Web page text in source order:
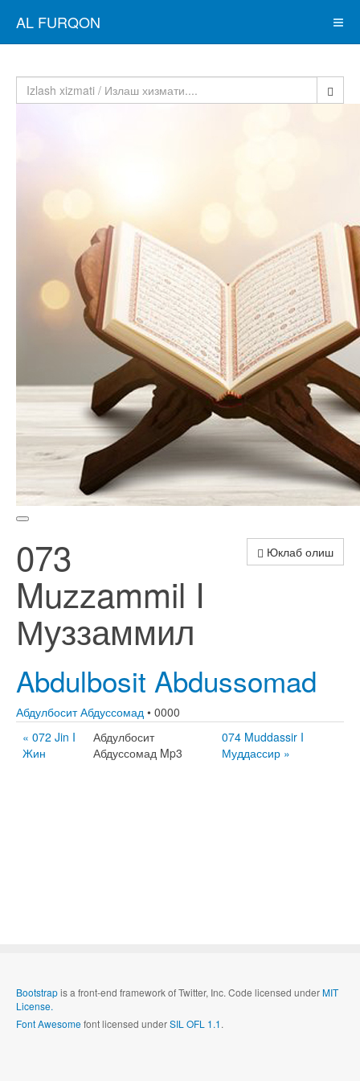
AL FURQON
Юклаб олиш
073
Muzzammil I
Муззаммил
Abdulbosit Abdussomad
Абдулбосит Абдуссомад • 0000
« 072 Jin I
Жин
Абдулбосит
Абдуссомад Mp3
074 Muddassir I
Муддассир »
Bootstrapis a front-end framework of Twitter, Inc. Code licensed underMIT
License.
Font Awesomefont licensed underSIL OFL 1.1.